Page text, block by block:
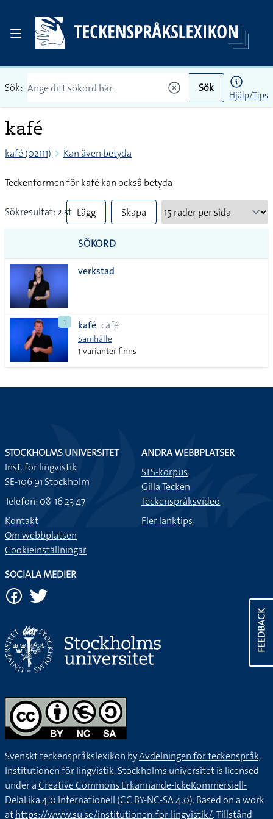
Sök: Sök
Hjälp/Tips
kafé
kafé (02111) Kan även betyda
Teckenformen för kafé kan också betyda
Sökresultat: 2 st Lägg
till
alla i
Skapa
SÖKORD
verkstad
1 kafé café
Samhälle
1 varianter finns
FEEDBACK
STOCKHOLMS UNIVERSITET
Inst. för lingvistik
SE-106 91 Stockholm
Telefon: 08-16 23 47
Kontakt
Om webbplatsen
Cookieinställningar
ANDRA WEBBPLATSER
STS-korpus
Gilla Tecken
Teckenspråksvideo
Fler länktips
SOCIALA MEDIER
Svenskt teckenspråkslexikon byAvdelningen för teckenspråk,
Institutionen för lingvistik, Stockholms universitetis licensed
under aCreative Commons Erkännande-IckeKommersiell-
DelaLika 4.0 Internationell (CC BY-NC-SA 4.0).Based on a work
athttps://www.su.se/institutionen-for-lingvistik/. Tillstånd